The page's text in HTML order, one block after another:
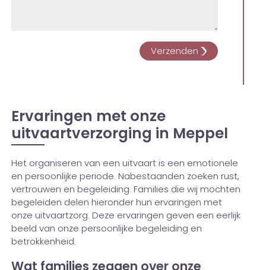
Ervaringen met onze
uitvaartverzorging in Meppel
Het organiseren van een uitvaart is een emotionele
en persoonlijke periode. Nabestaanden zoeken rust,
vertrouwen en begeleiding. Families die wij mochten
begeleiden delen hieronder hun ervaringen met
onze uitvaartzorg. Deze ervaringen geven een eerlijk
beeld van onze persoonlijke begeleiding en
betrokkenheid.
Wat families zeggen over onze